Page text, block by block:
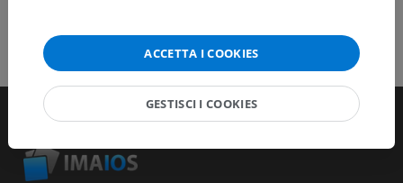
ACCETTA I COOKIES
GESTISCI I COOKIES